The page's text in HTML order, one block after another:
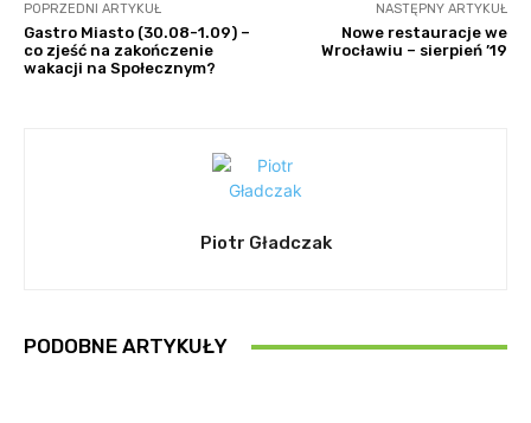
POPRZEDNI ARTYKUŁ
Gastro Miasto (30.08-1.09) –
co zjeść na zakończenie
wakacji na Społecznym?
NASTĘPNY ARTYKUŁ
Nowe restauracje we
Wrocławiu – sierpień ’19
Piotr Gładczak
PODOBNE ARTYKUŁY